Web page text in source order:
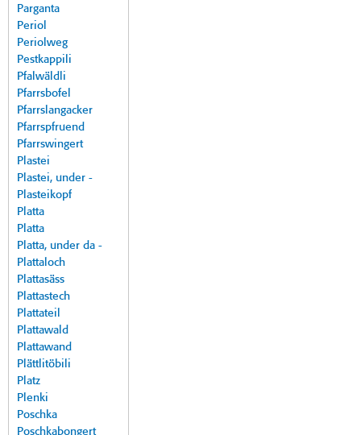
Parganta
Periol
Periolweg
Pestkappili
Pfalwäldli
Pfarrsbofel
Pfarrslangacker
Pfarrspfruend
Pfarrswingert
Plastei
Plastei, under -
Plasteikopf
Platta
Platta
Platta, under da -
Plattaloch
Plattasäss
Plattastech
Plattateil
Plattawald
Plattawand
Plättlitöbili
Platz
Plenki
Poschka
Poschkabongert